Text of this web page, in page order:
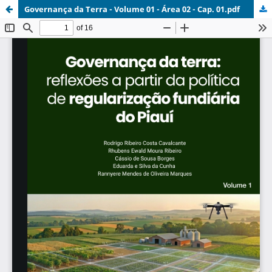
Governança da Terra - Volume 01 - Área 02 - Cap. 01.pdf